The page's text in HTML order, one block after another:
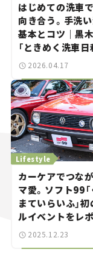
はじめての洗車
向き合う。手洗
基本とコツ｜黒
「ときめく洗車日
vol.02
2026.04.17
Lifestyle
カーケアでつな
マ愛。ソフト99
まていらいふ」
ルイベントをレポ
2025.12.23